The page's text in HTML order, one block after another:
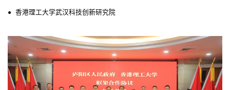
香港理工大学武汉科技创新研究院